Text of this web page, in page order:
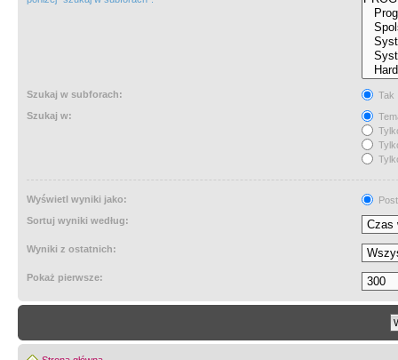
Szukaj w subforach:
Tak
Szukaj w:
Wyświetl wyniki jako:
Sortuj wyniki według:
Wyniki z ostatnich:
Pokaż pierwsze: